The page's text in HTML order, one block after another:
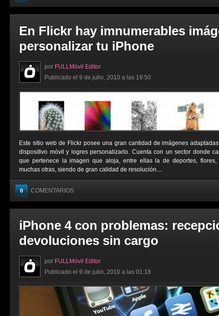
En Flickr hay imnumerables
personalizar tu iPhone
por FULLMóvil Editor
Publicado el 9 de julio, 2010 a las 19:50
Este sitio web de Flickr posee una gran cantidad de imágenes
dispositivo móvil y logres personalizarlo. Cuenta con un sector donde
que pertenece la imagen que aloja, entre ellas la de deportes, flores,
muchas otras, siendo de gran calidad de resolución....
0 COMENTARIOS
iPhone 4 con problemas:
devoluciones sin cargo
por FULLMóvil Editor
Publicado el 9 de julio, 2010 a las 01:18